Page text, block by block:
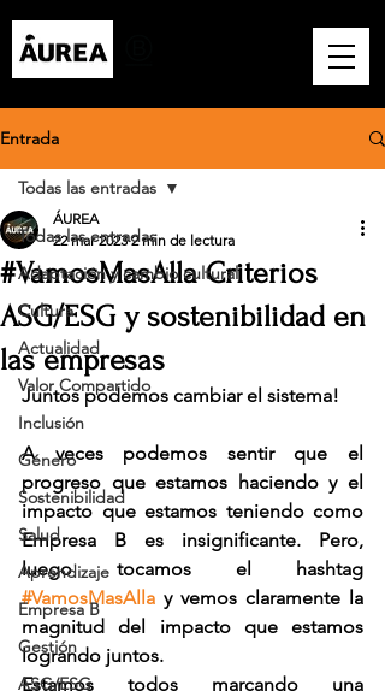
Entrada
Todas las entradas
Adaptación y cambio cultural
Cultura
Actualidad
Valor Compartido
Inclusión
Género
Sostenibilidad
Salud
Aprendizaje
Empresa B
Gestión
ASG/ESG
Todas las entradas
#VamosMasAlla Criterios
ASG/ESG y sostenibilidad en
las empresas
ÁUREA
22 mar 2023 2 min de lectura
Juntos podemos cambiar el sistema!
A veces podemos sentir que el
progreso que estamos haciendo y el
impacto que estamos teniendo como
Empresa B es insignificante. Pero,
#VamosMasAlla y vemos claramente la
magnitud del impacto que estamos
logrando juntos.
Estamos todos marcando una